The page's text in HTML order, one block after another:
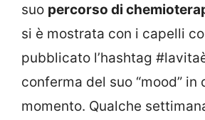
suo percorso di
si è mostrata con i capelli
pubblicato l’hashtag
conferma del suo “mood” in
momento. Qualche